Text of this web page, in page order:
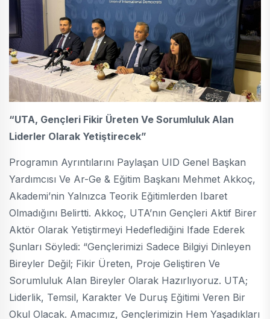
“UTA, Gençleri Fikir Üreten Ve Sorumluluk Alan
Liderler Olarak Yetiştirecek”
Programın Ayrıntılarını Paylaşan UID Genel Başkan
Yardımcısı Ve Ar-Ge & Eğitim Başkanı Mehmet Akkoç,
Akademi’nin Yalnızca Teorik Eğitimlerden Ibaret
Olmadığını Belirtti. Akkoç, UTA’nın Gençleri Aktif Birer
Aktör Olarak Yetiştirmeyi Hedeflediğini Ifade Ederek
Şunları Söyledi: “Gençlerimizi Sadece Bilgiyi Dinleyen
Bireyler Değil; Fikir Üreten, Proje Geliştiren Ve
Sorumluluk Alan Bireyler Olarak Hazırlıyoruz. UTA;
Liderlik, Temsil, Karakter Ve Duruş Eğitimi Veren Bir
Okul Olacak. Amacımız, Gençlerimizin Hem Yaşadıkları